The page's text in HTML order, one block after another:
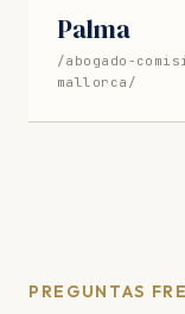
Palma
/abogado-
mallorca/
PREGUNTAS